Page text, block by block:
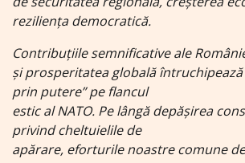
reziliența democratică.
Contribuțiile semnificative ale
și prosperitatea globală
prin putere” pe flancul
estic al NATO. Pe lângă depășirea
privind cheltuielile de
apărare, eforturile noastre comune